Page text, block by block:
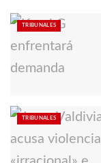
TRIBUNALES
TRIBUNALES